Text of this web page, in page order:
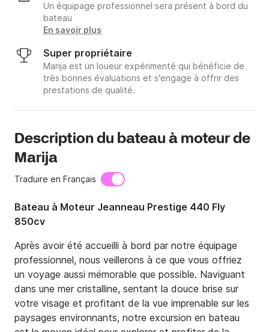
Un équipage professionnel sera présent à bord du
bateau
En savoir plus
Super propriétaire
Marija est un loueur expérimenté qui bénéficie de
très bonnes évaluations et s'engage à offrir des
prestations de qualité.
Description du bateau à moteur de
Marija
Traduire en Français
Bateau à Moteur Jeanneau Prestige 440 Fly
850cv
Après avoir été accueilli à bord par notre équipage
professionnel, nous veillerons à ce que vous offriez
un voyage aussi mémorable que possible. Naviguant
dans une mer cristalline, sentant la douce brise sur
votre visage et profitant de la vue imprenable sur les
paysages environnants, notre excursion en bateau